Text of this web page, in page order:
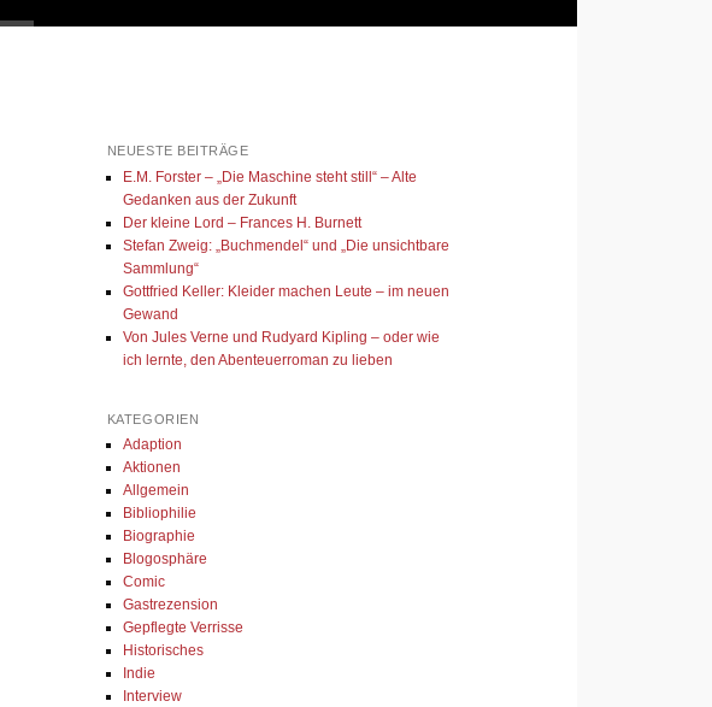
NEUESTE BEITRÄGE
E.M. Forster – „Die Maschine steht still“ – Alte
Gedanken aus der Zukunft
Der kleine Lord – Frances H. Burnett
Stefan Zweig: „Buchmendel“ und „Die unsichtbare
Sammlung“
Gottfried Keller: Kleider machen Leute – im neuen
Gewand
Von Jules Verne und Rudyard Kipling – oder wie
ich lernte, den Abenteuerroman zu lieben
KATEGORIEN
Adaption
Aktionen
Allgemein
Bibliophilie
Biographie
Blogosphäre
Comic
Gastrezension
Gepflegte Verrisse
Historisches
Indie
Interview